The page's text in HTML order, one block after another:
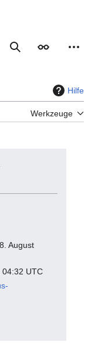
Suche
Hilfe
Werkzeuge
August
04:32 UTC